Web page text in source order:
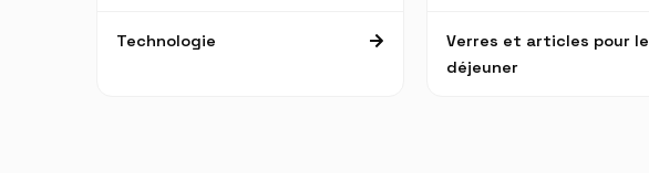
Technologie
Verres et articles pour le
déjeuner